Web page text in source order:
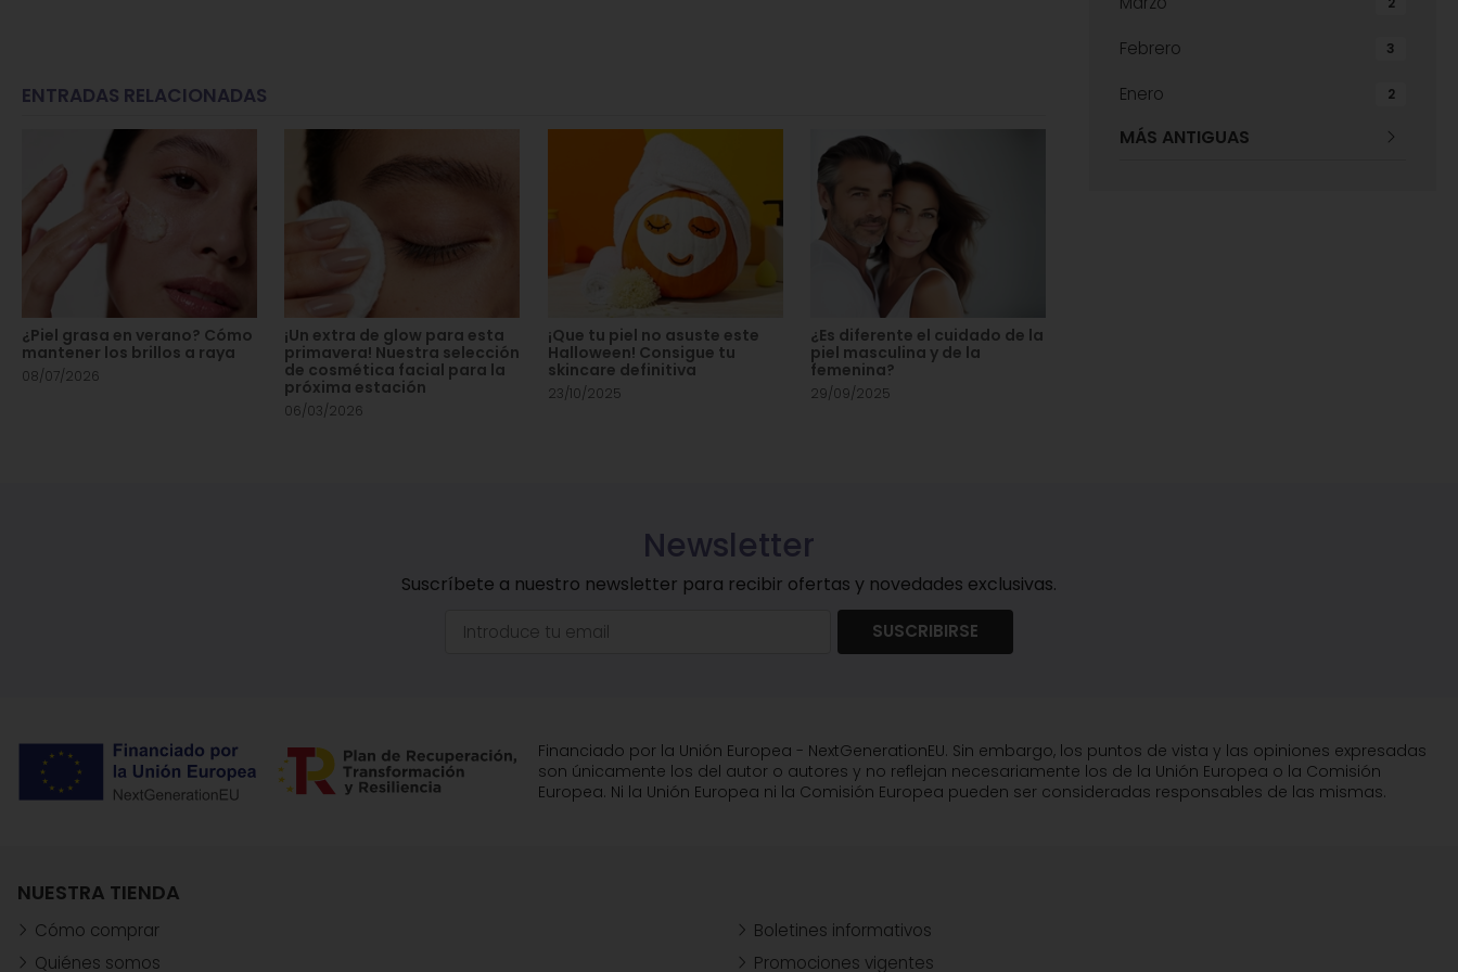
ENTRADAS RELACIONADAS
¿Piel grasa en verano? Cómo
mantener los brillos a raya
08/07/2026
¡Un extra de glow para esta
primavera! Nuestra selección
de cosmética facial para la
próxima estación
06/03/2026
¡Que tu piel no asuste este
Halloween! Consigue tu
skincare definitiva
23/10/2025
¿Es diferente el cuidado de la
piel masculina y de la
femenina?
29/09/2025
Febrero 3
Enero 2
MÁS ANTIGUAS
Newsletter
Suscríbete a nuestro newsletter para recibir ofertas y novedades exclusivas.
SUSCRIBIRSE
Financiado por la Unión Europea - NextGenerationEU. Sin embargo, los puntos de vista y las opiniones expresadas
son únicamente los del autor o autores y no reflejan necesariamente los de la Unión Europea o la Comisión
Europea. Ni la Unión Europea ni la Comisión Europea pueden ser consideradas responsables de las mismas.
NUESTRA TIENDA
Cómo comprar
Quiénes somos
Boletines informativos
Promociones vigentes